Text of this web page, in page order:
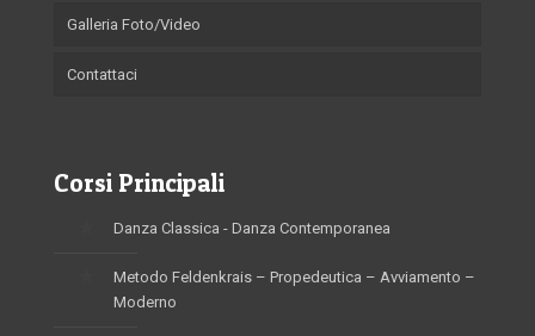
Galleria Foto/Video
Contattaci
Corsi Principali
Danza Classica - Danza Contemporanea
Metodo Feldenkrais – Propedeutica – Avviamento –
Moderno